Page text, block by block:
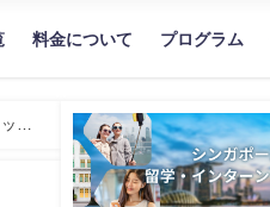
料金について プログラム
ト